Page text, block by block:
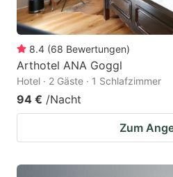
8.4 (68 Bewertungen)
Arthotel ANA Goggl
Hotel · 2 Gäste · 1 Schlafzimmer
94 € /Nacht
Zum